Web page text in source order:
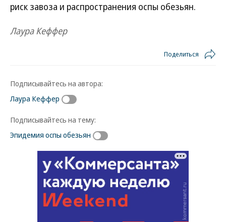
риск завоза и распространения оспы обезьян.
Лаура Кеффер
Поделиться
Подписывайтесь на автора:
Лаура Кеффер
Подписывайтесь на тему:
Эпидемия оспы обезьян
Новости партнеров
Запад назвал дату капитуляции
Украины
Handelsblatt: хаотичные решения
Зеленского привели в тупик